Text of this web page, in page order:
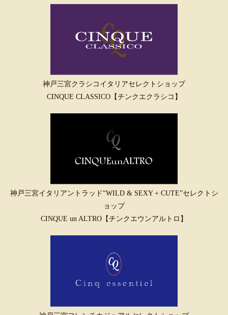
神戸三宮クラシコイタリアセレクトショップ
CINQUE CLASSICO【チンクエクラシコ】
神戸三宮イタリアントラッド“WILD & SEXY + CUTE”セレクトシ
ョップ
CINQUE un ALTRO【チンクエウンアルトロ】